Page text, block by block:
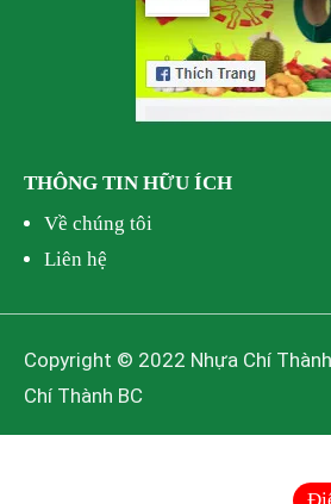
THÔNG TIN HỮU ÍCH
Về chúng tôi
Liên hệ
Copyright © 2022 Nhựa Chí
Chí Thành BC